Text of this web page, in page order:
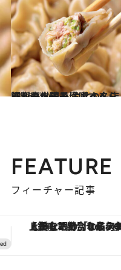
2016.5.16
評判の水餃子はふっくらジューシー！ 台北の名店で家庭料理を満喫する
旅＆お出かけ
FEATURE
フィーチャー記事
「土佐和ハーブかき氷」が